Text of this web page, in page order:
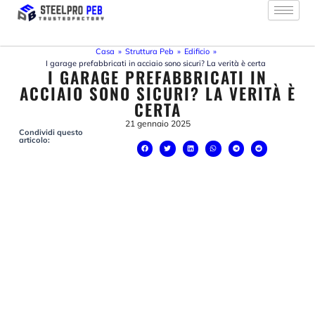
contenuto
Casa » Struttura Peb » Edificio »
I garage prefabbricati in acciaio sono sicuri? La verità è certa
I GARAGE PREFABBRICATI IN
ACCIAIO SONO SICURI? LA VERITÀ È
CERTA
21 gennaio 2025
Condividi questo
articolo: